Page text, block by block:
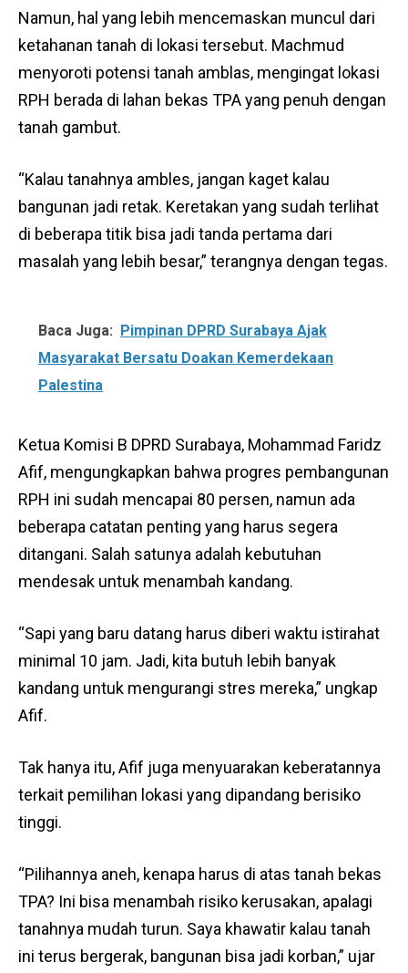
Namun, hal yang lebih mencemaskan muncul dari
ketahanan tanah di lokasi tersebut. Machmud
menyoroti potensi tanah amblas, mengingat lokasi
RPH berada di lahan bekas TPA yang penuh dengan
tanah gambut.
“Kalau tanahnya ambles, jangan kaget kalau
bangunan jadi retak. Keretakan yang sudah terlihat
di beberapa titik bisa jadi tanda pertama dari
masalah yang lebih besar,” terangnya dengan tegas.
Baca Juga: Pimpinan DPRD Surabaya Ajak
Masyarakat Bersatu Doakan Kemerdekaan
Palestina
Ketua Komisi B DPRD Surabaya, Mohammad Faridz
Afif, mengungkapkan bahwa progres pembangunan
RPH ini sudah mencapai 80 persen, namun ada
beberapa catatan penting yang harus segera
ditangani. Salah satunya adalah kebutuhan
mendesak untuk menambah kandang.
“Sapi yang baru datang harus diberi waktu istirahat
minimal 10 jam. Jadi, kita butuh lebih banyak
kandang untuk mengurangi stres mereka,” ungkap
Afif.
Tak hanya itu, Afif juga menyuarakan keberatannya
terkait pemilihan lokasi yang dipandang berisiko
tinggi.
“Pilihannya aneh, kenapa harus di atas tanah bekas
TPA? Ini bisa menambah risiko kerusakan, apalagi
tanahnya mudah turun. Saya khawatir kalau tanah
ini terus bergerak, bangunan bisa jadi korban,” ujar